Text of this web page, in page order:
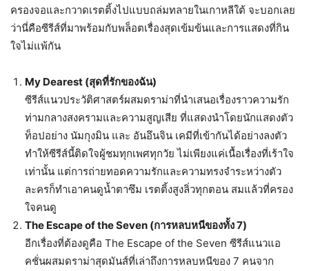
ครองจอและกวาดเรตติ้งไปแบบถล่มทลายในเกาหลีใต้ จะบอกเลย
ว่านี่คือซีรีส์ที่มาพร้อมกับพล็อตเรื่องสุดเข้มข้นและการแสดงที่กิน
ใจไม่แพ้กัน
My Dearest (สุดที่รักของฉัน)
ซีรีส์แนวประวัติศาสตร์ผสมดราม่าที่นำเสนอเรื่องราวความรัก
ท่ามกลางสงครามและความสูญเสีย ที่แสดงนำโดยนักแสดงตัว
ท็อปอย่าง นัมกุงมิน และ อันอึนจิน เคมีที่เข้ากันได้อย่างลงตัว
ทำให้ซีรีส์นี้ติดใจผู้ชมทุกเพศทุกวัย ไม่เพียงแค่เนื้อเรื่องที่เร้าใจ
เท่านั้น แต่การถ่ายทอดความรักและความทรงจำระหว่างตัว
ละครก็ทำเอาคนดูน้ำตาซึม เรตติ้งสูงลิ่วทุกตอน สมแล้วที่ครอง
ใจคนดู
The Escape of the Seven (การหลบหนีของทั้ง 7)
อีกเรื่องที่ต้องดูคือ The Escape of the Seven ซีรีส์แนวแอ
คชั่นผสมดราม่าสุดมันส์ที่เล่าถึงการหลบหนีของ 7 คนจาก